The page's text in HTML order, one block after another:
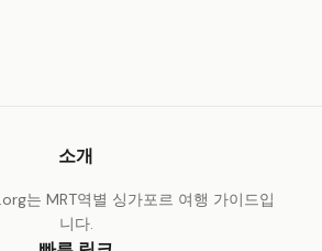
소개
는 MRT역별 싱가포르 여행 가이드입
니다.